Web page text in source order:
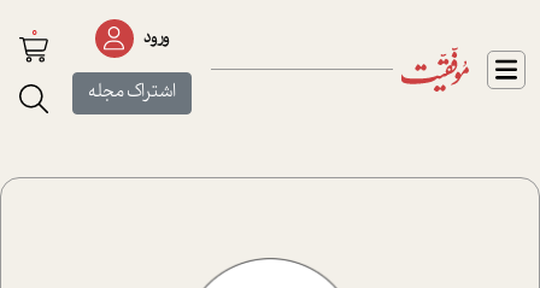
ورود
اشتراک مجله
0